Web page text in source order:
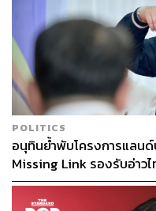
POLITICS
อนุทินย้ำพับโครงการแลน
Missing Link รองรับอ่าว